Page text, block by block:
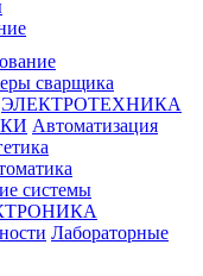
сварщика
ЭЛЕКТРОТЕХНИКА
Автоматизация
системы
Лабораторные